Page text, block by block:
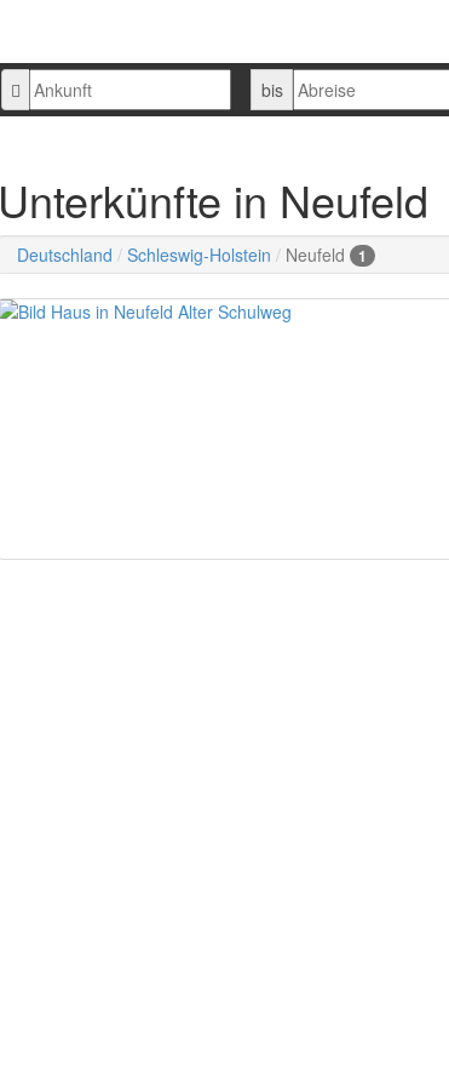
Ankunft Abreise
bis
Unterkünfte in Neufeld
Deutschland Schleswig-Holstein Neufeld 1